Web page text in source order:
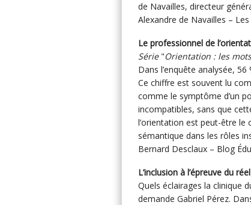
de Navailles, directeur
Alexandre de Navailles –
Le professionnel de
Série "Orientation : les
Dans l’enquête analysée,
Ce chiffre est souvent lu
comme le symptôme d’un
incompatibles, sans que
l’orientation est peut-être le
sémantique dans les rôles
Bernard Desclaux – Blog
L’inclusion à l’épreuve du réel
Quels éclairages la clinique
demande Gabriel Pérez.